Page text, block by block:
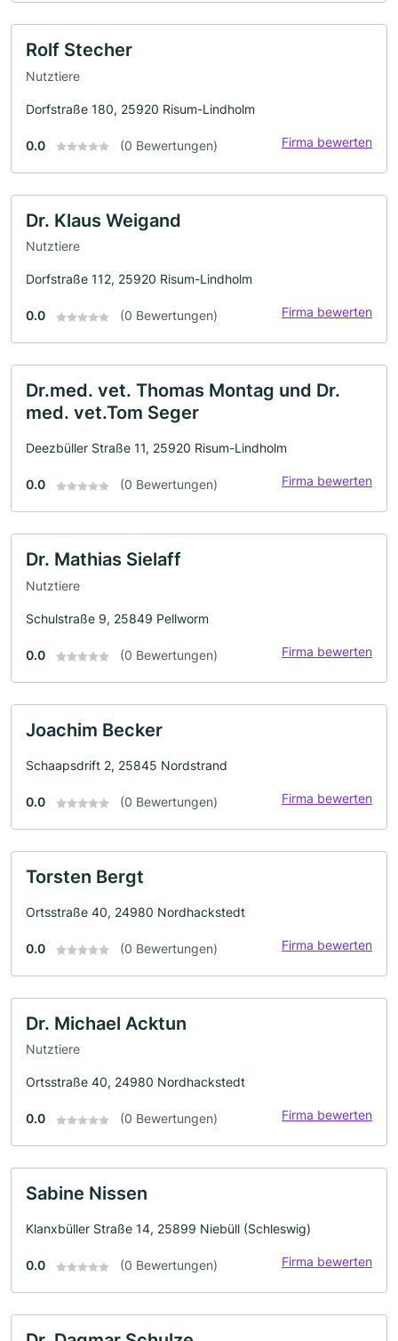
Rolf Stecher
Nutztiere
Dorfstraße 180, 25920 Risum-Lindholm
0.0 (0 Bewertungen) Firma bewerten
Dr. Klaus Weigand
Nutztiere
Dorfstraße 112, 25920 Risum-Lindholm
0.0 (0 Bewertungen) Firma bewerten
Dr.med. vet. Thomas Montag und Dr.
med. vet.Tom Seger
Deezbüller Straße 11, 25920 Risum-Lindholm
0.0 (0 Bewertungen) Firma bewerten
Dr. Mathias Sielaff
Nutztiere
Schulstraße 9, 25849 Pellworm
0.0 (0 Bewertungen) Firma bewerten
Joachim Becker
Schaapsdrift 2, 25845 Nordstrand
0.0 (0 Bewertungen) Firma bewerten
Torsten Bergt
Ortsstraße 40, 24980 Nordhackstedt
0.0 (0 Bewertungen) Firma bewerten
Dr. Michael Acktun
Nutztiere
Ortsstraße 40, 24980 Nordhackstedt
0.0 (0 Bewertungen) Firma bewerten
Sabine Nissen
Klanxbüller Straße 14, 25899 Niebüll (Schleswig)
0.0 (0 Bewertungen) Firma bewerten